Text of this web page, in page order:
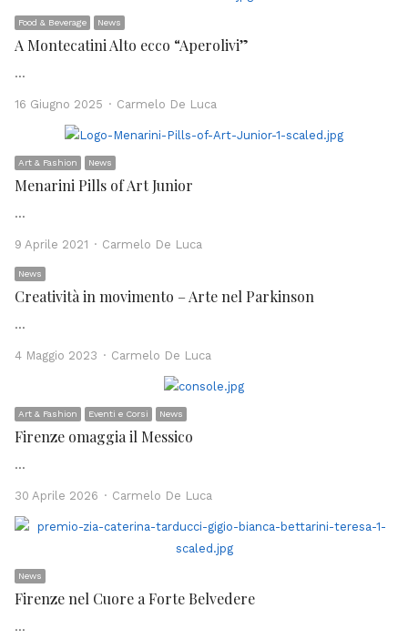
Food & Beverage News
A Montecatini Alto ecco “Aperolivi”
…
16 Giugno 2025 Author
Carmelo De Luca
Art & Fashion News
Menarini Pills of Art Junior
…
9 Aprile 2021 Author
Carmelo De Luca
News
Creatività in movimento – Arte nel Parkinson
…
4 Maggio 2023 Author
Carmelo De Luca
Art & Fashion Eventi e Corsi News
Firenze omaggia il Messico
…
30 Aprile 2026 Author
Carmelo De Luca
News
Firenze nel Cuore a Forte Belvedere
…